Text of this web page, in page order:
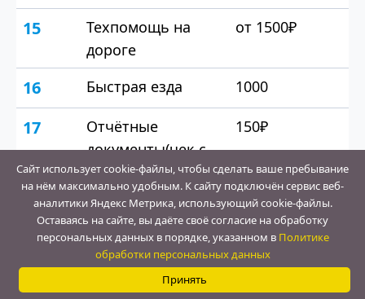
15
Техпомощь на
дороге
от 1500₽
16 Быстрая езда 1000
17
Отчётные
документы(чек с
QR, квитанция)
150₽
Принять
Сайт использует cookie-файлы, чтобы сделать ваше пребывание
на нём максимально удобным. К cайту подключён сервис веб-
аналитики Яндекс Метрика, использующий cookie-файлы.
Оставаясь на сайте, вы даёте своё согласие на обработку
персональных данных в порядке, указанном в Политике
обработки персональных данных
Contact